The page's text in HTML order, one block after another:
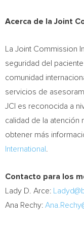
Acerca de la Joint
La Joint Commission
seguridad del
comunidad
servicios de
JCI es reconocida a
calidad de la atención
obtener más
International
Contacto para los
Lady D. Arce:
Ana Rechy: